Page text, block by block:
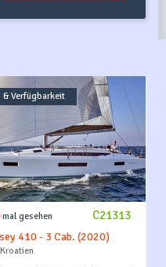
Verfügbarkeit
C21313
mal gesehen
410 - 3 Cab. (2020)